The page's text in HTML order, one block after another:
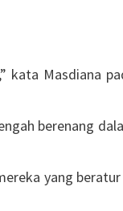
kata Masdiana
berenang
yang